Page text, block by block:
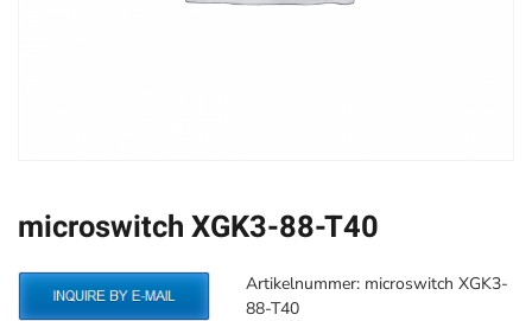
microswitch XGK3-88-T40
Artikelnummer: microswitch XGK3-
88-T40